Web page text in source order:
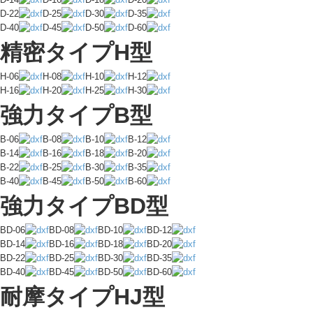
D-22
D-25 D-30
D-35
D-40
D-45 D-50 D-60
精密タイプH型
H-06 H-08 H-10
H-12
H-16
H-20 H-25 H-30
強力タイプB型
B-06 B-08 B-10
B-12
B-14
B-16 B-18
B-20
B-22
B-25 B-30
B-35
B-40
B-45 B-50 B-60
強力タイプBD型
BD-06 BD-08 BD-10
BD-12
BD-14
BD-16 BD-18
BD-20
BD-22
BD-25 BD-30
BD-35
BD-40
BD-45 BD-50 BD-60
耐摩タイプHJ型